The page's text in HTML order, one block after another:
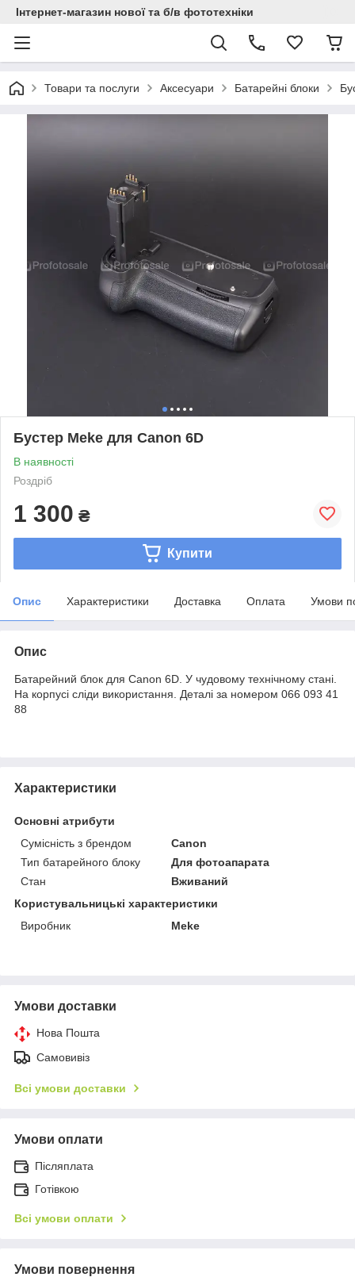
Інтернет-магазин нової та б/в фототехніки
Товари та послуги Аксесуари Батарейні блоки
Бустер Meke для Canon 6D
В наявності
Роздріб
1 300 ₴
Купити
Опис Характеристики Доставка Оплата Умови
Опис
Батарейний блок для Canon 6D. У чудовому технічному стані.
На корпусі сліди використання. Деталі за номером 066 093 41
88
Характеристики
Основні атрибути
Сумісність з брендом
Canon
Тип батарейного блоку
Для фотоапарата
Стан
Вживаний
Користувальницькі характеристики
Виробник
Meke
Умови доставки
Нова Пошта
Самовивіз
Всі умови доставки
Умови оплати
Післяплата
Готівкою
Всі умови оплати
Умови повернення